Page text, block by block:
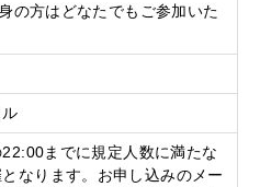
の方はどなたでもご参加いた
までに規定人数に満たな
なります。お申し込みのメー